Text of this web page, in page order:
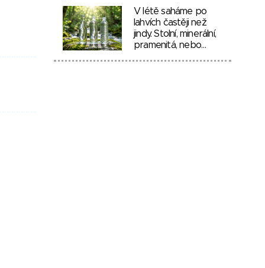
V létě saháme po
lahvích častěji než
jindy. Stolní, minerální,
pramenitá, nebo…